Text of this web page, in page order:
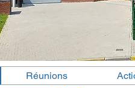
Réunions